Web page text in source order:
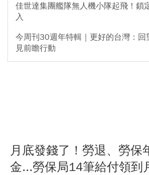
佳世達集團艦隊無人機小隊起飛！鎖
入
今周刊30週年特輯｜更好的台灣：回
見前瞻行動
月底發錢了！勞退、勞保
金...勞保局14筆給付領到